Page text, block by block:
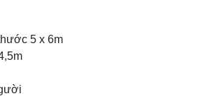
5 x 6m